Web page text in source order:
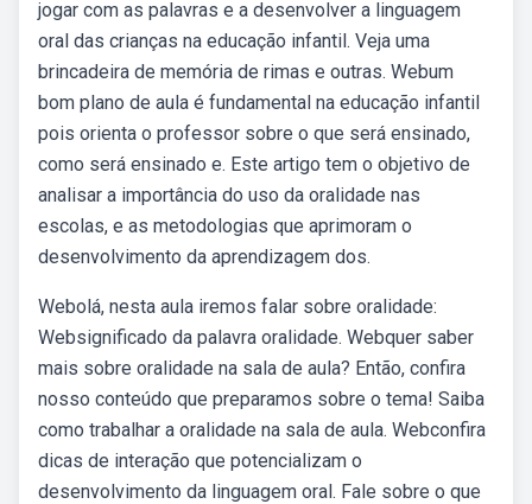
jogar com as palavras e a desenvolver a linguagem
oral das crianças na educação infantil. Veja uma
brincadeira de memória de rimas e outras. Webum
bom plano de aula é fundamental na educação infantil
pois orienta o professor sobre o que será ensinado,
como será ensinado e. Este artigo tem o objetivo de
analisar a importância do uso da oralidade nas
escolas, e as metodologias que aprimoram o
desenvolvimento da aprendizagem dos.
Webolá, nesta aula iremos falar sobre oralidade:
Websignificado da palavra oralidade. Webquer saber
mais sobre oralidade na sala de aula? Então, confira
nosso conteúdo que preparamos sobre o tema! Saiba
como trabalhar a oralidade na sala de aula. Webconfira
dicas de interação que potencializam o
desenvolvimento da linguagem oral. Fale sobre o que